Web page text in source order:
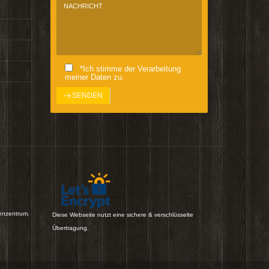
*Ich stimme der Verarbeitung
meiner Daten zu.
Diese Webseite nutzt eine sichere & verschlüsselte
Übertragung.